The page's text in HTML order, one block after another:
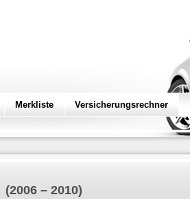
Merkliste Versicherungsrechner
(2006 – 2010)